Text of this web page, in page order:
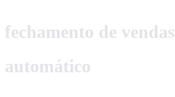
fechamento de vendas
automático